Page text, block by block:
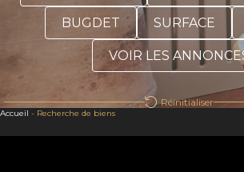
BUGDET SURFACE
VOIR LES
Réinitialiser
Accueil - Recherche de biens